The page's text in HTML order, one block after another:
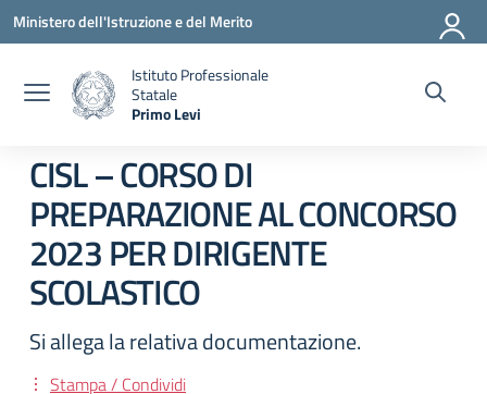
Vai ai contenuti
Vai al menu di navigazione
Vai al footer
Ministero dell'Istruzione e del Merito
Istituto Professionale
Statale
Primo Levi
CISL – CORSO DI
PREPARAZIONE AL CONCORSO
2023 PER DIRIGENTE
SCOLASTICO
Si allega la relativa documentazione.
Stampa / Condividi